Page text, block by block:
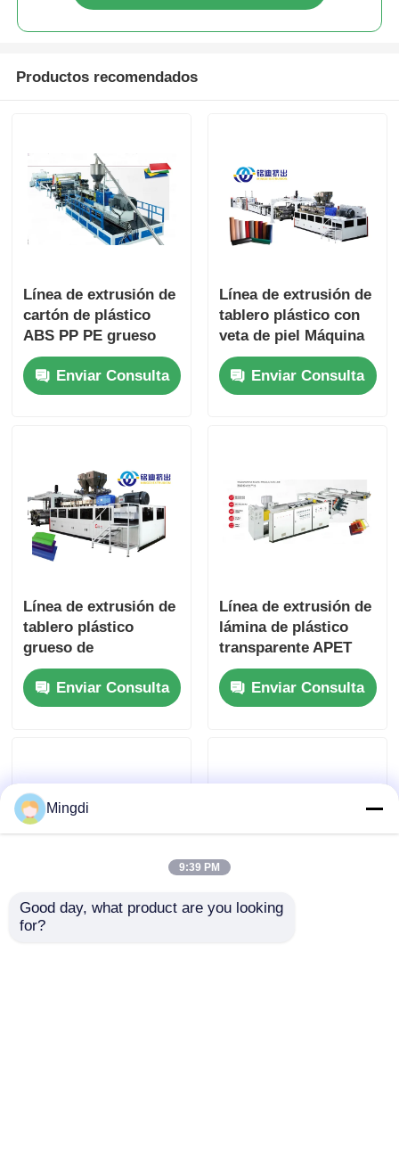
Productos recomendados
Línea de extrusión de
cartón de plástico
ABS PP PE grueso
con control de
espesor de precisión
Enviar Consulta
Línea de extrusión de
tablero plástico con
veta de piel Máquina
extrusora de láminas
ABS TPO EVA
Enviar Consulta
Línea de extrusión de
tablero plástico
grueso de
alimentación múltiple
550-800 kg/h Máquina
de extrusión de
Enviar Consulta
Línea de extrusión de
lámina de plástico
transparente APET
PETG CPET PLA
multifuncional 750
kg/h 500 kg/h
Enviar Consulta
PC PMMA PS Línea
Línea automática de
Mingdi
9:39 PM
Good day, what product are you looking
for?